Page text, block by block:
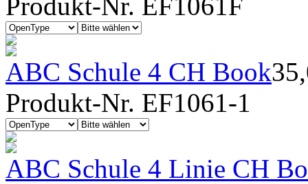
ABC Schule 4 CH Book
Produkt-Nr. EF1061-1
ABC Schule 4 Linie CH